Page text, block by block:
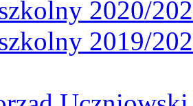
2020/
2019/